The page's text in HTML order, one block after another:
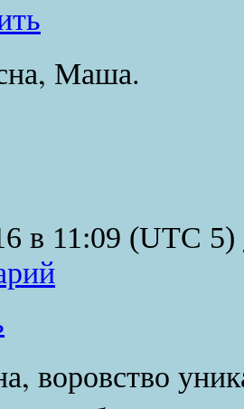
Маша.
в 11:09 (UTC 5)
воровство